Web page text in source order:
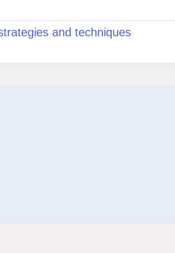
and techniques